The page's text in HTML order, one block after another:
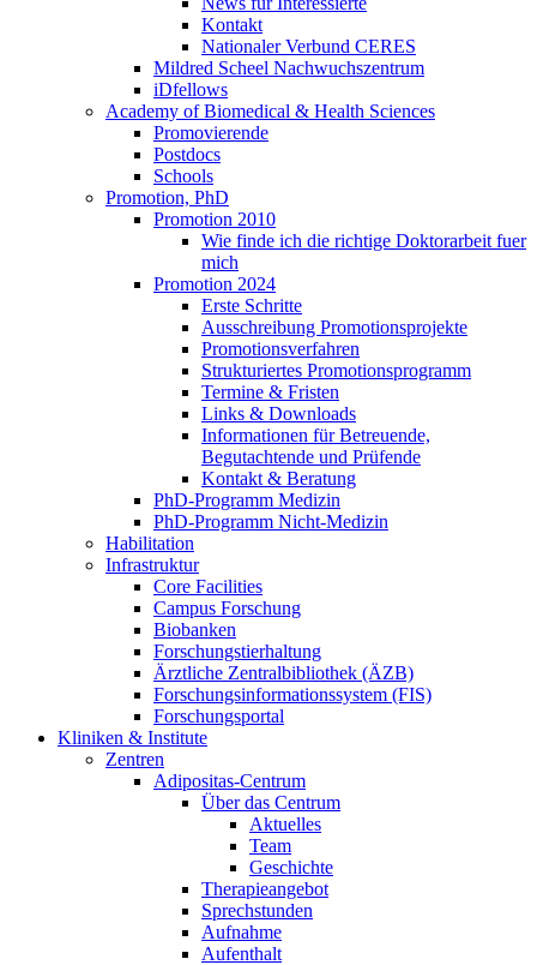
Kontakt
Nationaler Verbund CERES
Mildred Scheel Nachwuchszentrum
iDfellows
Academy of Biomedical & Health Sciences
Promovierende
Postdocs
Schools
Promotion, PhD
Promotion 2010
Wie finde ich die richtige Doktorarbeit fuer
mich
Promotion 2024
Erste Schritte
Ausschreibung Promotionsprojekte
Promotionsverfahren
Strukturiertes Promotionsprogramm
Termine & Fristen
Links & Downloads
Informationen für Betreuende,
Begutachtende und Prüfende
Kontakt & Beratung
PhD-Programm Medizin
PhD-Programm Nicht-Medizin
Habilitation
Infrastruktur
Core Facilities
Campus Forschung
Biobanken
Forschungstierhaltung
Ärztliche Zentralbibliothek (ÄZB)
Forschungsinformationssystem (FIS)
Forschungsportal
Kliniken & Institute
Zentren
Adipositas-Centrum
Über das Centrum
Aktuelles
Team
Geschichte
Therapieangebot
Sprechstunden
Aufnahme
Aufenthalt